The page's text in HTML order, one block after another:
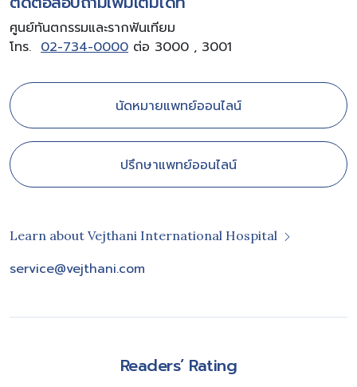
ศูนย์ทันตกรรมและรากฟันเทียม
โทร. 02-734-0000 ต่อ 3000 , 3001
นัดหมายแพทย์ออนไลน์
ปรึกษาแพทย์ออนไลน์
Learn about Vejthani International Hospital
service@vejthani.com
Readers’ Rating